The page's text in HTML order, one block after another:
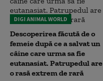
DIGI ANIMAL WORLD
Descoperirea făcută de o
femeie după ce a salvat un
câine care urma sa fie
eutanasiat. Patrupedul are
o rasă extrem de rară